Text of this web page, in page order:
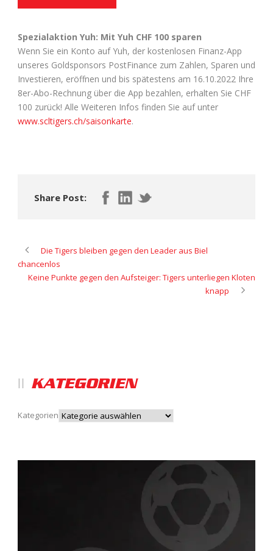
Spezialaktion Yuh: Mit Yuh CHF 100 sparen
Wenn Sie ein Konto auf Yuh, der kostenlosen Finanz-App
unseres Goldsponsors PostFinance zum Zahlen, Sparen und
Investieren, eröffnen und bis spätestens am 16.10.2022 Ihre
8er-Abo-Rechnung über die App bezahlen, erhalten Sie CHF
100 zurück! Alle Weiteren Infos finden Sie auf unter
www.scltigers.ch/saisonkarte.
Share Post:
Die Tigers bleiben gegen den Leader aus Biel
chancenlos
Keine Punkte gegen den Aufsteiger: Tigers unterliegen Kloten
knapp
KATEGORIEN
Kategorien